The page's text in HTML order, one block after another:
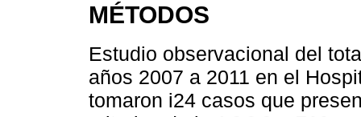
MÉTODOS
Estudio observacional del
años 2007 a 2011 en el
tomaron i24 casos que